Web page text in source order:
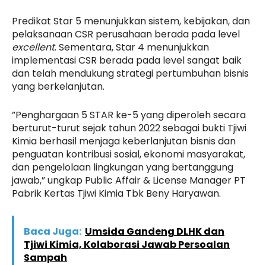
Predikat Star 5 menunjukkan sistem, kebijakan, dan
pelaksanaan CSR perusahaan berada pada level
excellent. Sementara, Star 4 menunjukkan
implementasi CSR berada pada level sangat baik
dan telah mendukung strategi pertumbuhan bisnis
yang berkelanjutan.
”Penghargaan 5 STAR ke-5 yang diperoleh secara
berturut-turut sejak tahun 2022 sebagai bukti Tjiwi
Kimia berhasil menjaga keberlanjutan bisnis dan
penguatan kontribusi sosial, ekonomi masyarakat,
dan pengelolaan lingkungan yang bertanggung
jawab,” ungkap Public Affair & License Manager PT
Pabrik Kertas Tjiwi Kimia Tbk Beny Haryawan.
Baca Juga: Umsida Gandeng DLHK dan
Tjiwi Kimia, Kolaborasi Jawab Persoalan
Sampah